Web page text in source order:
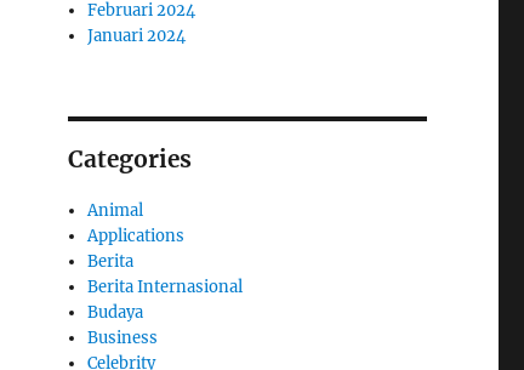
Februari 2024
Januari 2024
Categories
Animal
Applications
Berita
Berita Internasional
Budaya
Business
Celebrity